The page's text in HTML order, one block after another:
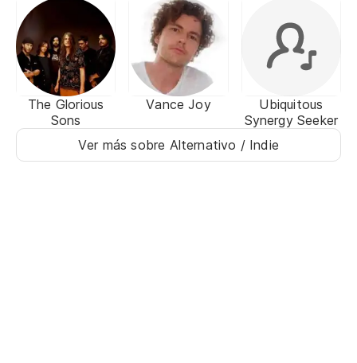
The Glorious
Sons
Vance Joy
Ubiquitous
Synergy Seeker
Ver más sobre Alternativo / Indie